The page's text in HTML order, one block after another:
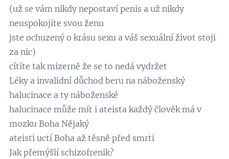
(už se vám nikdy nepostaví penis a už nikdy
neuspokojíte svou ženu
jste ochuzený o krásu sexu a váš sexuální život stoji
za nic)
cítíte tak mizerně že se to nedá vydržet
Léky a invalidní důchod beru na náboženský
halucinace a ty náboženské
halucinace může mít i ateista každý člověk má v
mozku Boha Nějaký
ateisti uctí Boha až těsně před smrti
Jak přemýšlí schizofrenik?